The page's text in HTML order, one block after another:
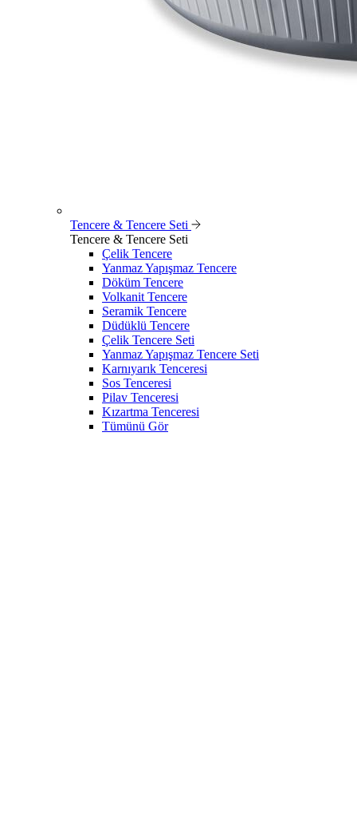
Tencere & Tencere Seti
Tencere & Tencere Seti
Çelik Tencere
Yanmaz Yapışmaz Tencere
Döküm Tencere
Volkanit Tencere
Seramik Tencere
Düdüklü Tencere
Çelik Tencere Seti
Yanmaz Yapışmaz Tencere Seti
Karnıyarık Tenceresi
Sos Tenceresi
Pilav Tenceresi
Kızartma Tenceresi
Tümünü Gör